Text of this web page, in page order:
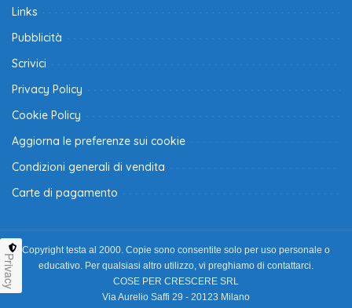
Links
Pubblicità
Scrivici
Privacy Policy
Cookie Policy
Aggiorna le preferenze sui cookie
Condizioni generali di vendita
Carte di pagamento
Copyright testa al 2000. Copie sono consentite solo per uso personale o
educativo. Per qualsiasi altro utilizzo, vi preghiamo di contattarci.
COSE PER CRESCERE SRL
Via Aurelio Saffi 29 - 20123 Milano
Privacy